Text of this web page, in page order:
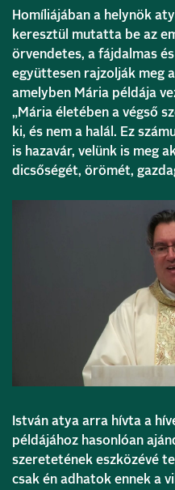
Homíliájában a helynök
keresztül mutatta be az
örvendetes, a fájdalmas
együttesen rajzolják meg
amelyben Mária példája
„Mária életében a végső
ki, és nem a halál. Ez
is hazavár, velünk is meg
dicsőségét, örömét,
István atya arra hívta a
példájához hasonlóan
szeretetének eszközévé
csak én adhatok ennek a